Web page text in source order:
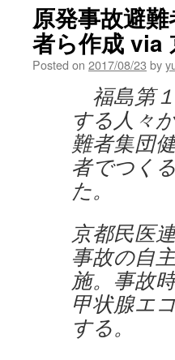
原発事故避
者ら作成 via
Posted on 2017/08/23 by
福島第
する人々
難者集団
者でつく
た。
京都民医
事故の自
施。事故
甲状腺エ
する。